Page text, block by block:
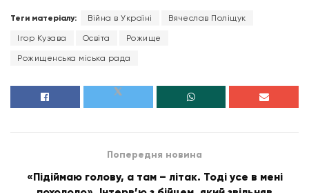
Теги матеріалу: Війна в Україні Вячеслав Поліщук
Ігор Кузава Освіта Рожище
Рожищенська міська рада
Попередня новина
«Підіймаю голову, а там – літак. Тоді усе в мені